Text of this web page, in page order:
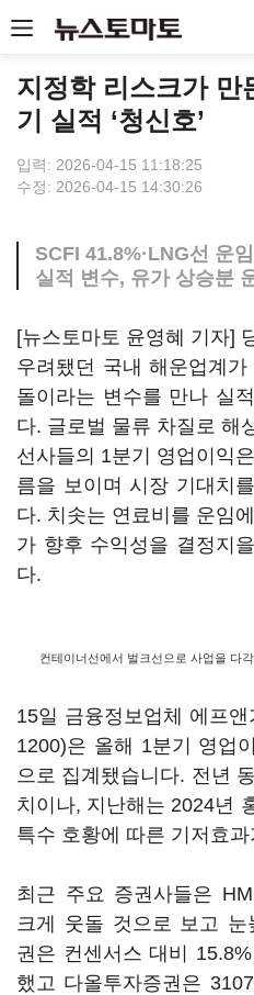
지정학 리스크가
기 실적 ‘청신호’
입력: 2026-04-15 11:18:25
수정: 2026-04-15 14:30:26
SCFI 41.8%·LNG선 운
실적 변수, 유가 상승분
[뉴스토마토 윤영혜 기자]
우려됐던 국내 해운업계
돌이라는 변수를 만나 실
다. 글로벌 물류 차질로 해
선사들의 1분기 영업이익
름을 보이며 시장 기대치
다. 치솟는 연료비를 운임
가 향후 수익성을 결정지
다.
컨테이너선에서 벌크선으로 사업을 다
15일 금융정보업체 에프앤
1200)은 올해 1분기 영업
으로 집계됐습니다. 전년
치이나, 지난해는 2024년
특수 호황에 따른 기저효
최근 주요 증권사들은
크게 웃돌 것으로 보고 눈
권은 컨센서스 대비
했고 다올투자증권은